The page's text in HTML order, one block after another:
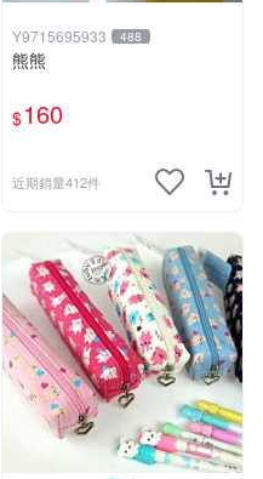
Y9715695933 488
熊熊
$160
近期銷量412件